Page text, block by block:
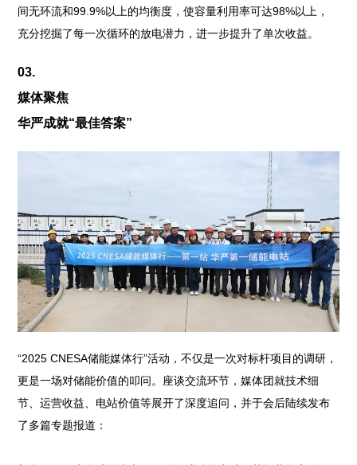
间无环流和99.9%以上的均衡度，使容量利用率可达98%以上，
充分挖掘了每一次循环的放电潜力，进一步提升了单次收益。
03.
媒体聚焦
华严成就“最佳答案”
“2025 CNESA储能媒体行”活动，不仅是一次对标杆项目的调研，
更是一场对储能价值的叩问。座谈交流环节，媒体团就技术细
节、运营收益、电站价值等展开了深度追问，并于会后陆续发布
了多篇专题报道：